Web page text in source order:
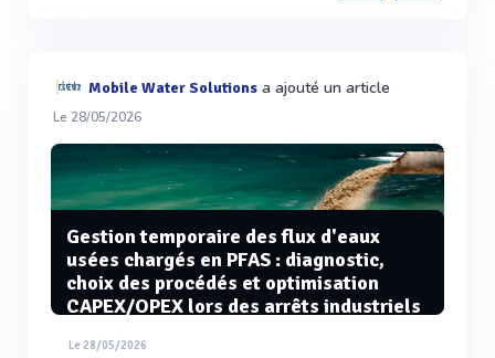
Mobile Water Solutions a ajouté un article
Le 28/05/2026
Gestion temporaire des flux d'eaux
usées chargés en PFAS : diagnostic,
choix des procédés et optimisation
CAPEX/OPEX lors des arrêts industriels
Le 28/05/2026